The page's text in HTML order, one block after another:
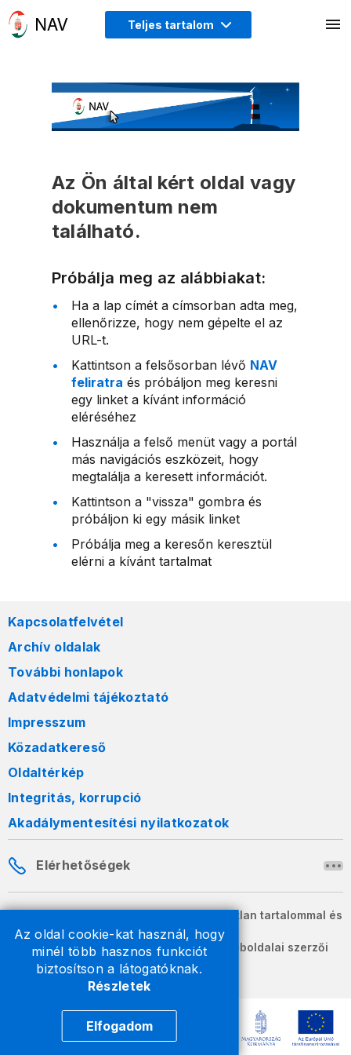
Az oldal cookie-kat használ, hogy
minél több hasznos funkciót
biztosítson a látogatóknak.
Részletek
Elfogadom
Teljes tartalom
Az Ön által kért oldal vagy
dokumentum nem
található.
Próbálja meg az alábbiakat:
Ha a lap címét a címsorban adta meg,
ellenőrizze, hogy nem gépelte el az
URL-t.
Kattintson a felsősorban lévő NAV
feliratra és próbáljon meg keresni
egy linket a kívánt információ
eléréséhez
Használja a felső menüt vagy a portál
más navigációs eszközeit, hogy
megtalálja a keresett információt.
Kattintson a "vissza" gombra és
próbáljon ki egy másik linket
Próbálja meg a keresőn keresztül
elérni a kívánt tartalmat
Kapcsolatfelvétel
Archív oldalak
További honlapok
Adatvédelmi tájékoztató
Impresszum
Közadatkereső
Oldaltérkép
Integritás, korrupció
Akadálymentesítési nyilatkozatok
Elérhetőségek
A honlapon szereplő információk változatlan tartalommal és
formában szabadon terjeszthetők.
2026 © A Nemzeti Adó- és Vámhivatal weboldalai szerzői
jogvédelem alatt állnak.